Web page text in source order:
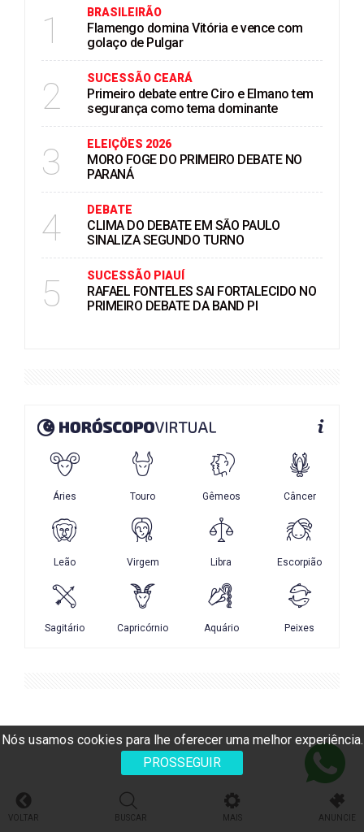
Nós usamos cookies para lhe oferecer uma melhor experiência.
PROSSEGUIR
1 BRASILEIRÃO
Flamengo domina Vitória e vence com
golaço de Pulgar
2 SUCESSÃO CEARÁ
Primeiro debate entre Ciro e Elmano tem
segurança como tema dominante
3 ELEIÇÖES 2026
MORO FOGE DO PRIMEIRO DEBATE NO
PARANÁ
4 DEBATE
CLIMA DO DEBATE EM SÃO PAULO
SINALIZA SEGUNDO TURNO
5 SUCESSÃO PIAUÍ
RAFAEL FONTELES SAI FORTALECIDO NO
PRIMEIRO DEBATE DA BAND PI
VOLTAR BUSCAR MAIS ANUNCIE